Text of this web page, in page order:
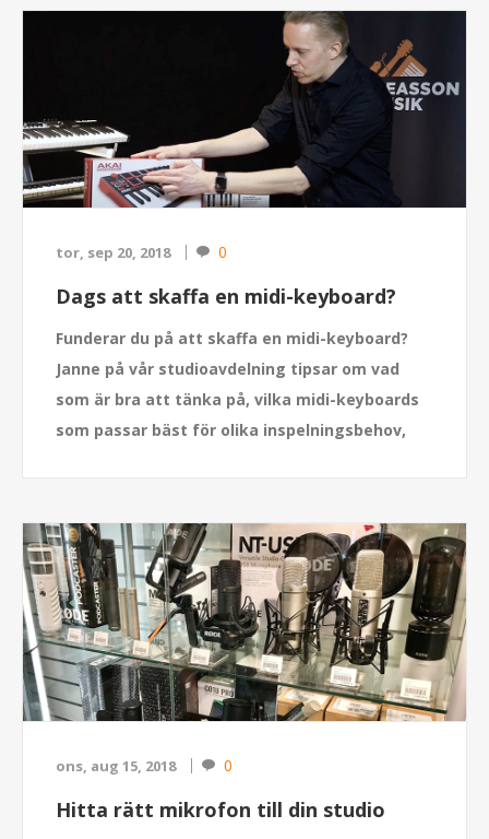
tor, sep 20, 2018 0
Dags att skaffa en midi-keyboard?
Funderar du på att skaffa en midi-keyboard?
Janne på vår studioavdelning tipsar om vad
som är bra att tänka på, vilka midi-keyboards
som passar bäst för olika inspelningsbehov,
ons, aug 15, 2018 0
Hitta rätt mikrofon till din studio